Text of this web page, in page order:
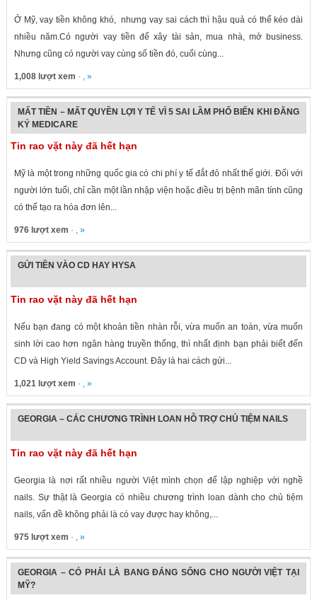
Ở Mỹ, vay tiền không khó, nhưng vay sai cách thì hậu quả có thể kéo dài
nhiều năm.Có người vay tiền để xây tài sản, mua nhà, mở business.
Nhưng cũng có người vay cùng số tiền đó, cuối cùng...
1,008 lượt xem · , »
MẤT TIỀN – MẤT QUYỀN LỢI Y TẾ VÌ 5 SAI LẦM PHỔ BIẾN KHI ĐĂNG
KÝ MEDICARE
Tin rao vặt này đã hết hạn
Mỹ là một trong những quốc gia có chi phí y tế đắt đỏ nhất thế giới. Đối với
người lớn tuổi, chỉ cần một lần nhập viện hoặc điều trị bệnh mãn tính cũng
có thể tạo ra hóa đơn lên...
976 lượt xem · , »
GỬI TIỀN VÀO CD HAY HYSA
Tin rao vặt này đã hết hạn
Nếu bạn đang có một khoản tiền nhàn rỗi, vừa muốn an toàn, vừa muốn
sinh lời cao hơn ngân hàng truyền thống, thì nhất định bạn phải biết đến
CD và High Yield Savings Account. Đây là hai cách gửi...
1,021 lượt xem · , »
GEORGIA – CÁC CHƯƠNG TRÌNH LOAN HỖ TRỢ CHỦ TIỆM NAILS
Tin rao vặt này đã hết hạn
Georgia là nơi rất nhiều người Việt mình chọn để lập nghiệp với nghề
nails. Sự thật là Georgia có nhiều chương trình loan dành cho chủ tiệm
nails, vấn đề không phải là có vay được hay không,...
975 lượt xem · , »
GEORGIA – CÓ PHẢI LÀ BANG ĐÁNG SỐNG CHO NGƯỜI VIỆT TẠI
MỸ?